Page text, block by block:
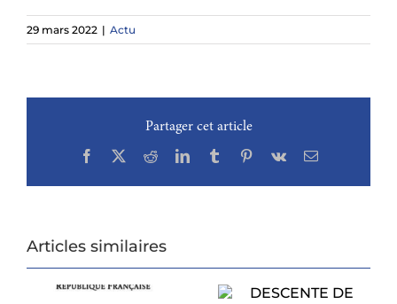
29 mars 2022 | Actu
Partager cet article
Facebook
X RedditLinkedInTumblrPinterest
Vk Email
Articles similaires
DESCENTE DE